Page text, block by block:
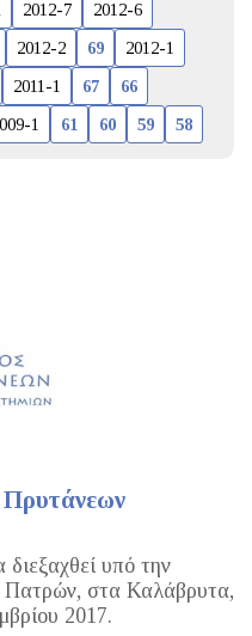
2012-7
2012-6
2012-2 69
2012-1
2011-1 67
66
1 61 60 59 58
Πρυτάνεων
υπό την
Πατρών, στα Καλάβρυτα,
2017.